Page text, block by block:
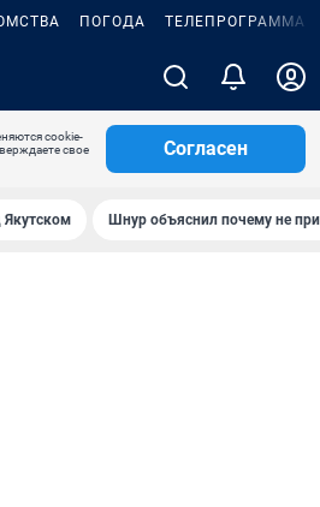
ПОГОДА ТЕЛЕПРОГРАММА
cookie-
свое
Согласен
Шнур объяснил почему не